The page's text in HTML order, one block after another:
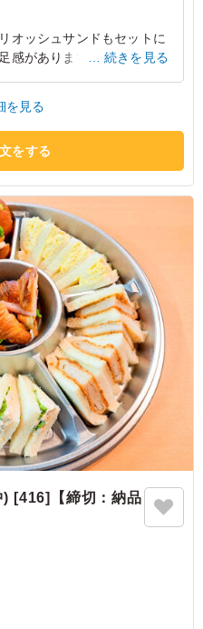
オッシュサンドもセットに
感があります。ブリオッシ
大阪市中央区南船場2026/02/27
続きを見る
を見る
をする
) [416]【締切：納品